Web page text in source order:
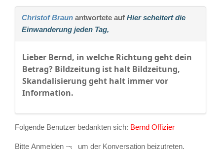
Christof Braun antwortete auf Hier scheitert die
Einwanderung jeden Tag,
Lieber Bernd, in welche Richtung geht dein
Betrag? Bildzeitung ist halt Bildzeitung,
Skandalisierung geht halt immer vor
Information.
Folgende Benutzer bedankten sich: Bernd Offizier
Bitte Anmelden um der Konversation beizutreten.